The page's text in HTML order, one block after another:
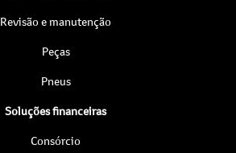
Revisão e manutenção
Peças
Pneus
Soluções financeiras
Consórcio